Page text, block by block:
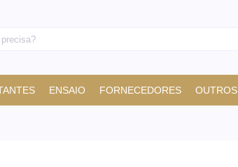
ENSAIO FORNECEDORES OUTROS